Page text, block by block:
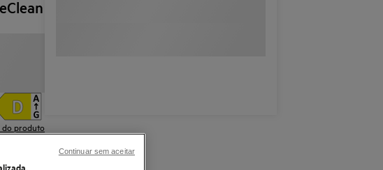
do produto
Continuar sem aceitar